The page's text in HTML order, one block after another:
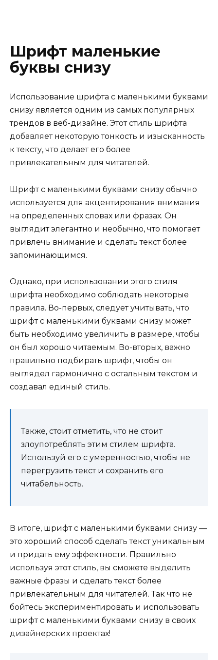
Шрифт маленькие
буквы снизу
Использование шрифта с маленькими буквами
снизу является одним из самых популярных
трендов в веб-дизайне. Этот стиль шрифта
добавляет некоторую тонкость и изысканность
к тексту, что делает его более
привлекательным для читателей.
Шрифт с маленькими буквами снизу обычно
используется для акцентирования внимания
на определенных словах или фразах. Он
выглядит элегантно и необычно, что помогает
привлечь внимание и сделать текст более
запоминающимся.
Однако, при использовании этого стиля
шрифта необходимо соблюдать некоторые
правила. Во-первых, следует учитывать, что
шрифт с маленькими буквами снизу может
быть необходимо увеличить в размере, чтобы
он был хорошо читаемым. Во-вторых, важно
правильно подбирать шрифт, чтобы он
выглядел гармонично с остальным текстом и
создавал единый стиль.
Также, стоит отметить, что не стоит
злоупотреблять этим стилем шрифта.
Используй его с умеренностью, чтобы не
перегрузить текст и сохранить его
читабельность.
В итоге, шрифт с маленькими буквами снизу —
это хороший способ сделать текст уникальным
и придать ему эффектности. Правильно
используя этот стиль, вы сможете выделить
важные фразы и сделать текст более
привлекательным для читателей. Так что не
бойтесь экспериментировать и использовать
шрифт с маленькими буквами снизу в своих
дизайнерских проектах!